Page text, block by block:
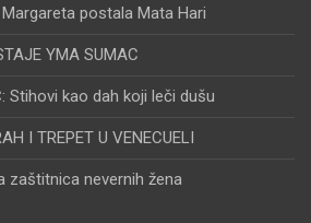
postala Mata Hari
YMA SUMAC
Stihovi kao dah koji leči dušu
I TREPET U VENECUELI
zaštitnica nevernih žena